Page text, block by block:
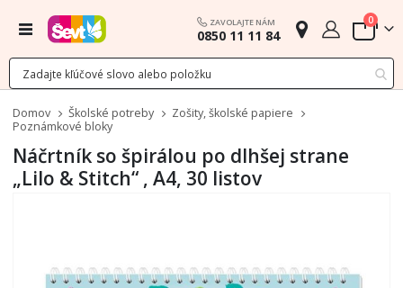
Menu ZAVOLAJTE NÁM
0850 11 11 84 Cart
0
Domov Školské potreby
Zošity, školské papiere
Poznámkové bloky
Náčrtník so špirálou po dlhšej strane
„Lilo & Stitch“ , A4, 30 listov
obrázkov